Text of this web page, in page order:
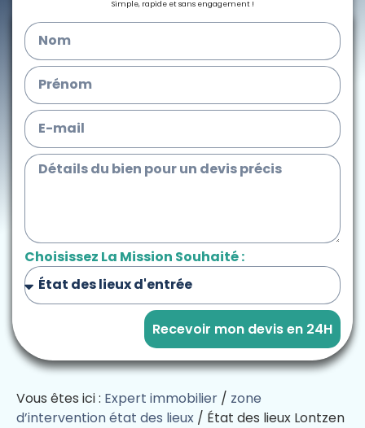
Simple, rapide et sans engagement !
Choisissez La Mission Souhaité :
Recevoir mon devis en 24H
Vous êtes ici : Expert immobilier / zone
d’intervention état des lieux / État des lieux Lontzen